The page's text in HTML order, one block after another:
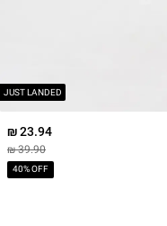
JUST LANDED
23.94 ₪
39.90 ₪
40% OFF